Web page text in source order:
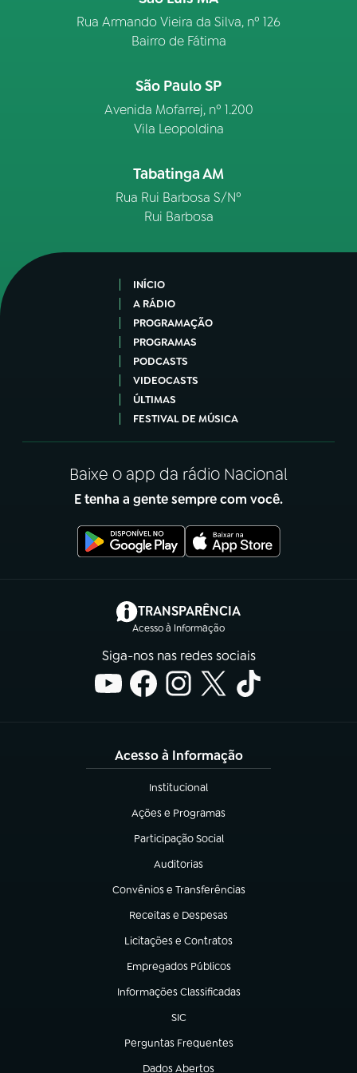
Rua Armando Vieira da Silva, nº 126
Bairro de Fátima
São Paulo SP
Avenida Mofarrej, nº 1.200
Vila Leopoldina
Tabatinga AM
Rua Rui Barbosa S/Nº
Rui Barbosa
INÍCIO
A RÁDIO
PROGRAMAÇÃO
PROGRAMAS
PODCASTS
VIDEOCASTS
ÚLTIMAS
FESTIVAL DE MÚSICA
Baixe o app da rádio Nacional
E tenha a gente sempre com você.
TRANSPARÊNCIA
Acesso à Informação
(abre em nova aba)
Siga-nos nas redes sociais
Acesso à Informação
Institucional
(abre em nova aba)
Ações e Programas
(abre em nova aba)
Participação Social
(abre em nova aba)
Auditorias
(abre em nova aba)
Convênios e Transferências
(abre em nova aba)
Receitas e Despesas
(abre em nova aba)
Licitações e Contratos
(abre em nova aba)
Empregados Públicos
(abre em nova aba)
Informações Classificadas
(abre em nova aba)
SIC
(abre em nova aba)
Perguntas Frequentes
(abre em nova aba)
Dados Abertos